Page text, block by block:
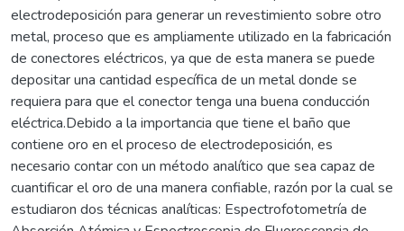
electrodeposición para generar un revestimiento sobre otro
metal, proceso que es ampliamente utilizado en la fabricación
de conectores eléctricos, ya que de esta manera se puede
depositar una cantidad específica de un metal donde se
requiera para que el conector tenga una buena conducción
eléctrica.Debido a la importancia que tiene el baño que
contiene oro en el proceso de electrodeposición, es
necesario contar con un método analítico que sea capaz de
cuantificar el oro de una manera confiable, razón por la cual se
estudiaron dos técnicas analíticas: Espectrofotometría de